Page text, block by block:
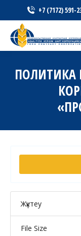
+7 (7172) 591-
ПОЛИТИКА
Жүктеу
File Size